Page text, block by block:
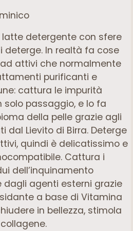
latte detergente con sfere
deterge. In realtà fa cose
attivi che normalmente
purificanti e
cattura le impurità
solo passaggio, e lo fa
della pelle grazie agli
dal Lievito di Birra. Deterge
quindi è delicatissimo e
Cattura i
dell’inquinamento
dagli agenti esterni grazie
a base di Vitamina
in bellezza, stimola